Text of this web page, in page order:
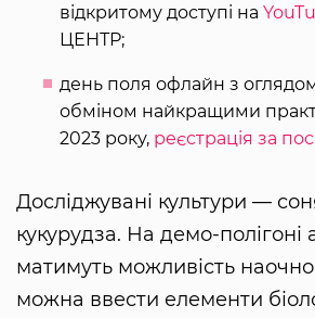
відкритому доступі на
ЦЕНТР;
день поля офлайн з
обміном найкращими
2023 року, реєстрація за
Досліджувані культури —
кукурудза. На демо-полігоні
матимуть можливість
можна ввести елементи